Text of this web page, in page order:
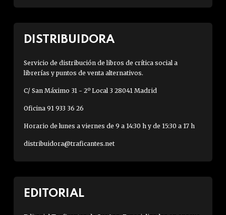
DISTRIBUIDORA
Servicio de distribución de libros de crítica social a
librerías y puntos de venta alternativos.
C/ San Máximo 31 - 2º Local 3 28041 Madrid
Oficina 91 933 36 26
Horario de lunes a viernes de 9 a 14:30 h y de 15:30 a 17 h
distribuidora@traficantes.net
EDITORIAL